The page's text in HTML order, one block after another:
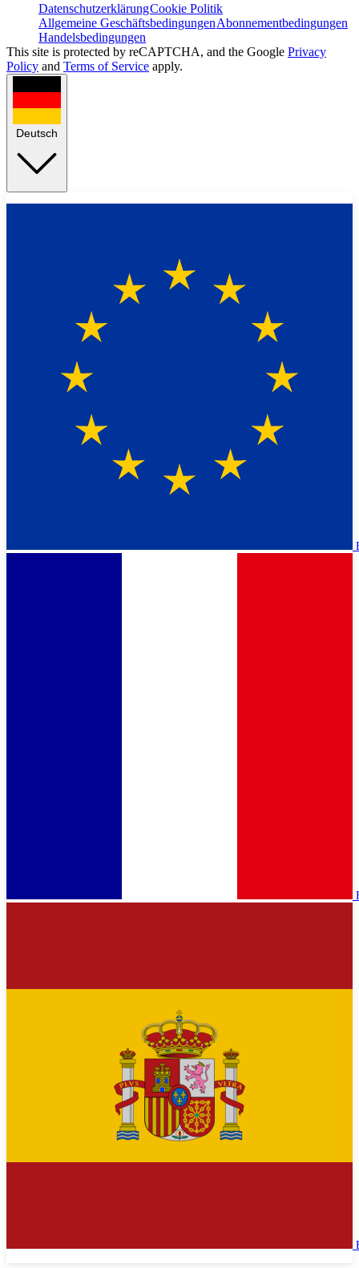
DatenschutzerklärungCookie Politik
Allgemeine GeschäftsbedingungenAbonnementbedingungen
Handelsbedingungen
This site is protected by reCAPTCHA, and the Google Privacy
Policy and Terms of Service apply.
Deutsch